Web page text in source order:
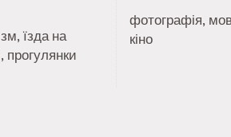
їзда на
прогулянки
фотографія,
кіно